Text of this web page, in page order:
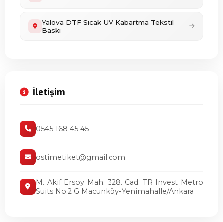
Yalova DTF Sıcak UV Kabartma Tekstil
Baskı
İletişim
0545 168 45 45
ostimetiket@gmail.com
M. Akif Ersoy Mah. 328. Cad. TR Invest Metro
Suits No:2 G Macunköy-Yenimahalle/Ankara